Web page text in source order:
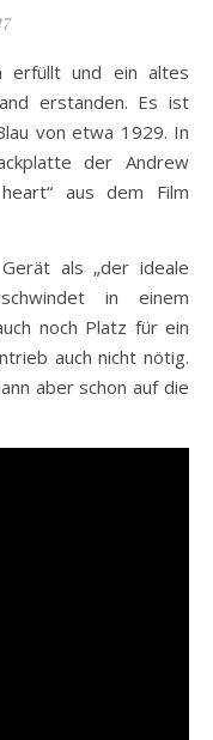
erstanden. Es ist
von etwa 1929. In
der Andrew
aus dem Film
als „der ideale
in einem
noch Platz für ein
auch nicht nötig.
aber schon auf die